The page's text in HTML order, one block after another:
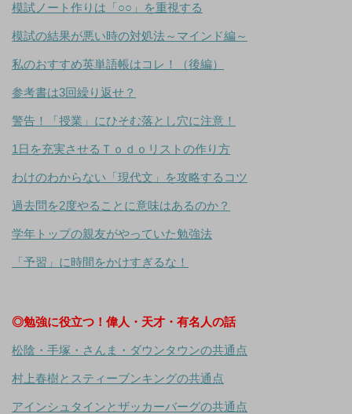
模試ノート作りは「○○」を重視する
模試の結果が悪い時の対処法～マインド編～
私のおすすめ英単語帳はコレ！（後編）
参考書は3回繰り返せ？
警告！「授業」にひそむ落とし穴に注意！
1日を充実させるＴｏｄｏリストの作り方
わけのわからない「現代文」を攻略するコツ
過去問を2度やることに意味はあるのか？
学年トップの親友がやっていた勉強法
「予習」に時間をかけすぎるな！
◎勉強に役立つ！偉人・天才・有名人の話
松陰・手塚・さんま・ダウンタウンの共通点
村上春樹とスティーブンキングの共通点
アインシュタインとザッカーバーグの共通点